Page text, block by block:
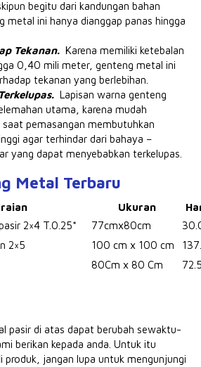
begitu dari kandungan bahan
metal ini hanya dianggap panas hingga
Tekanan. Karena memiliki ketebalan
0,40 mili meter, genteng metal ini
tekanan yang berlebihan.
Lapisan warna genteng
utama, karena mudah
saat pemasangan membutuhkan
agar terhindar dari bahaya –
yang dapat menyebabkan terkelupas.
Metal Terbaru
Ukuran
2×4 T.0.25* 77cmx80cm
2×5 100 cm x 100 cm
80Cm x 80 Cm
pasir di atas dapat berubah sewaktu-
berikan kepada anda. Untuk itu
produk, jangan lupa untuk mengunjungi